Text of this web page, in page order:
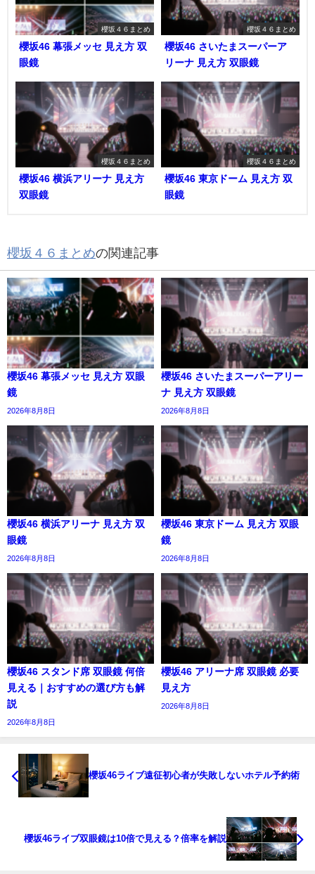
櫻坂４６まとめ
櫻坂46 幕張メッセ 見え方 双
眼鏡
櫻坂４６まとめ
櫻坂46 さいたまスーパーア
リーナ 見え方 双眼鏡
櫻坂４６まとめ
櫻坂46 横浜アリーナ 見え方
双眼鏡
櫻坂４６まとめ
櫻坂46 東京ドーム 見え方 双
眼鏡
櫻坂４６まとめの関連記事
櫻坂46 幕張メッセ 見え方 双眼
鏡
2026年8月8日
櫻坂46 さいたまスーパーアリー
ナ 見え方 双眼鏡
2026年8月8日
櫻坂46 横浜アリーナ 見え方 双
眼鏡
2026年8月8日
櫻坂46 東京ドーム 見え方 双眼
鏡
2026年8月8日
櫻坂46 スタンド席 双眼鏡 何倍
見える｜おすすめの選び方も解
説
2026年8月8日
櫻坂46 アリーナ席 双眼鏡 必要
見え方
2026年8月8日
櫻坂46ライブ遠征初心者が失敗しないホテル予約術
櫻坂46ライブ双眼鏡は10倍で見える？倍率を解説